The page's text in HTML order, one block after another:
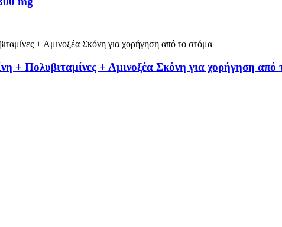
+ Πολυβιταμίνες + Αμινοξέα Σκόνη για χορήγηση από